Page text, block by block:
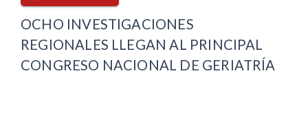
OCHO INVESTIGACIONES
REGIONALES LLEGAN AL PRINCIPAL
CONGRESO NACIONAL DE GERIATRÍA